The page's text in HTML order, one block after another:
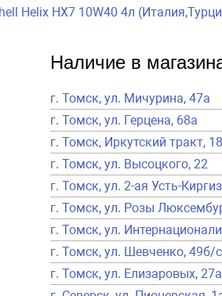
Helix HX7 10W40 4л
Наличие в
г. Томск, ул. Мичурина, 47а
г. Томск, ул. Герцена, 68а
г. Томск, Иркутский тракт,
г. Томск, ул. Высоцкого, 22
г. Томск, ул. 2-ая Усть-
г. Томск, ул. Розы
г. Томск, ул.
г. Томск, ул. Шевченко, 49б/
г. Томск, ул. Елизаровых, 27а